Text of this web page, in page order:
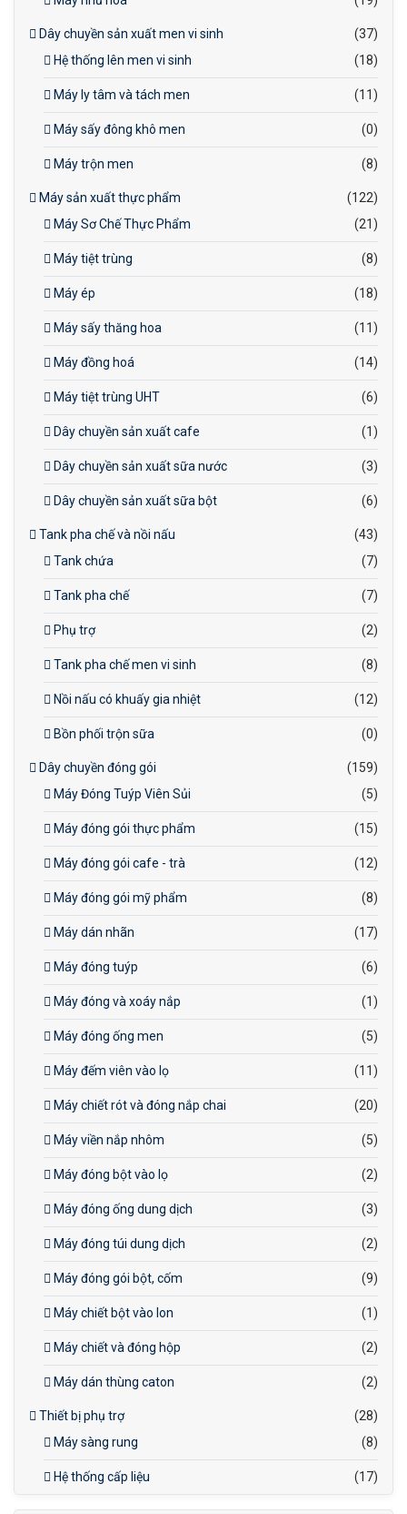
Dây chuyền sản xuất men vi sinh
(37)
Hệ thống lên men vi sinh
(18)
Máy ly tâm và tách men (11)
Máy sấy đông khô men (0)
Máy trộn men (8)
Máy sản xuất thực phẩm
(122)
Máy Sơ Chế Thực Phẩm
(21)
Máy tiệt trùng (8)
Máy ép (18)
Máy sấy thăng hoa (11)
Máy đồng hoá (14)
Máy tiệt trùng UHT (6)
Dây chuyền sản xuất cafe (1)
Dây chuyền sản xuất sữa nước (3)
Dây chuyền sản xuất sữa bột (6)
Tank pha chế và nồi nấu
(43)
Tank chứa
(7)
Tank pha chế (7)
Phụ trợ (2)
Tank pha chế men vi sinh (8)
Nồi nấu có khuấy gia nhiệt (12)
Bồn phối trộn sữa (0)
Dây chuyền đóng gói
(159)
Máy Đóng Tuýp Viên Sủi
(5)
Máy đóng gói thực phẩm (15)
Máy đóng gói cafe - trà (12)
Máy đóng gói mỹ phẩm (8)
Máy dán nhãn (17)
Máy đóng tuýp (6)
Máy đóng và xoáy nắp (1)
Máy đóng ống men (5)
Máy đếm viên vào lọ (11)
Máy chiết rót và đóng nắp chai (20)
Máy viền nắp nhôm (5)
Máy đóng bột vào lọ (2)
Máy đóng ống dung dịch (3)
Máy đóng túi dung dịch (2)
Máy đóng gói bột, cốm (9)
Máy chiết bột vào lon (1)
Máy chiết và đóng hộp (2)
Máy dán thùng caton (2)
Thiết bị phụ trợ
(28)
Máy sàng rung
(8)
Hệ thống cấp liệu (17)